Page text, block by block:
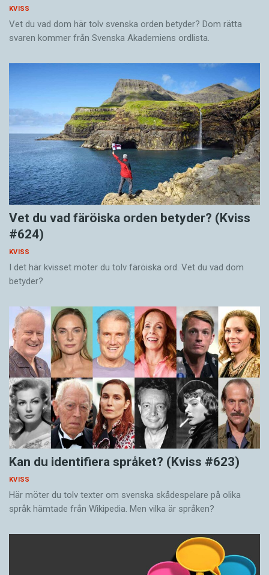
KVISS
Vet du vad dom här tolv svenska orden betyder? Dom rätta
svaren kommer från Svenska Akademiens ordlista.
Vet du vad färöiska orden betyder? (Kviss
#624)
KVISS
I det här kvisset möter du tolv färöiska ord. Vet du vad dom
betyder?
Kan du identifiera språket? (Kviss #623)
KVISS
Här möter du tolv texter om svenska skådespelare på olika
språk hämtade från Wikipedia. Men vilka är språken?